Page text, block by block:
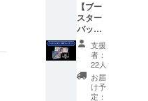
確認く
ださ
い。 ・
上位掲
載順
は、支
援プラ
ン及び
いたし
ます ※
複数の
プラ
ン、ま
た同じ
プラン
を複数
9月1日
から事
業が存
続する
限り掲
載 ※掲
載方
法：文
ブース
ター
パック
の特典
は付属
しませ
ん。 ※
配送先
の指定
(文字情
報のみ)
※配送先
の指定
は日本
国内の
みで
す。 ■
ブース
【ブー
スター
パック
第1弾
1BOX +
クラウ
ドファ
ンディ
ング限
支援
者：
22人
お届
け予
定：